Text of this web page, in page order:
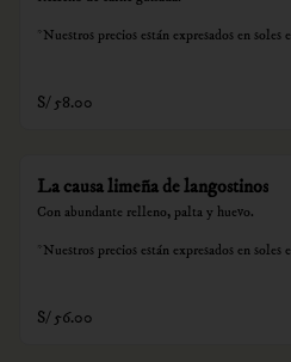
*Nuestros precios están expresados en soles e
S/ 58.00
La causa limeña de langostinos
Con abundante relleno, palta y huevo.
*Nuestros precios están expresados en soles e
S/ 56.00